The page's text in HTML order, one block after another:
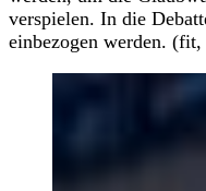
verspielen. In die
einbezogen werden. (fit,